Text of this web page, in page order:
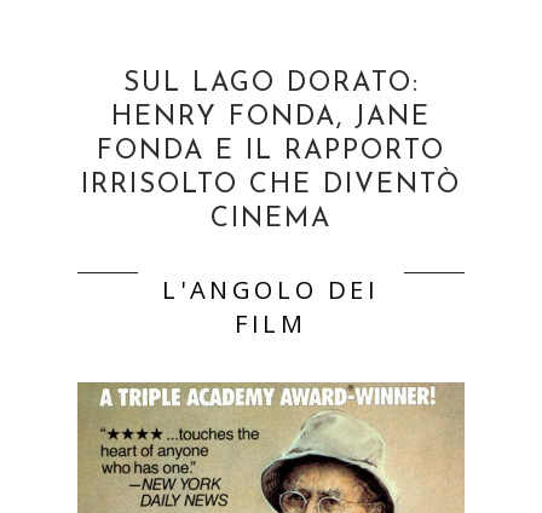
SUL LAGO DORATO:
HENRY FONDA, JANE
FONDA E IL RAPPORTO
IRRISOLTO CHE DIVENTÒ
CINEMA
L'ANGOLO DEI
FILM